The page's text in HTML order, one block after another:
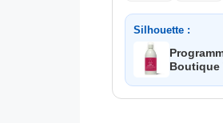
Silhouette :